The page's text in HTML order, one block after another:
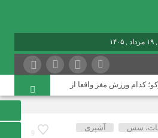
کدام ورزش مغز واقعا از
همیشه ترک کرد و کدام روش‌ها
9
سس آشپزی